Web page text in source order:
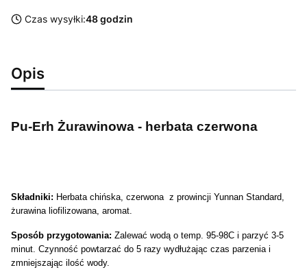
Czas wysyłki:48 godzin
Opis
Pu-Erh Żurawinowa - herbata czerwona
Składniki: Herbata chińska, czerwona z prowincji Yunnan Standard,
żurawina liofilizowana, aromat.
Sposób przygotowania: Zalewać wodą o temp. 95-98C i parzyć 3-5
minut. Czynność powtarzać do 5 razy wydłużając czas parzenia i
zmniejszając ilość wody.